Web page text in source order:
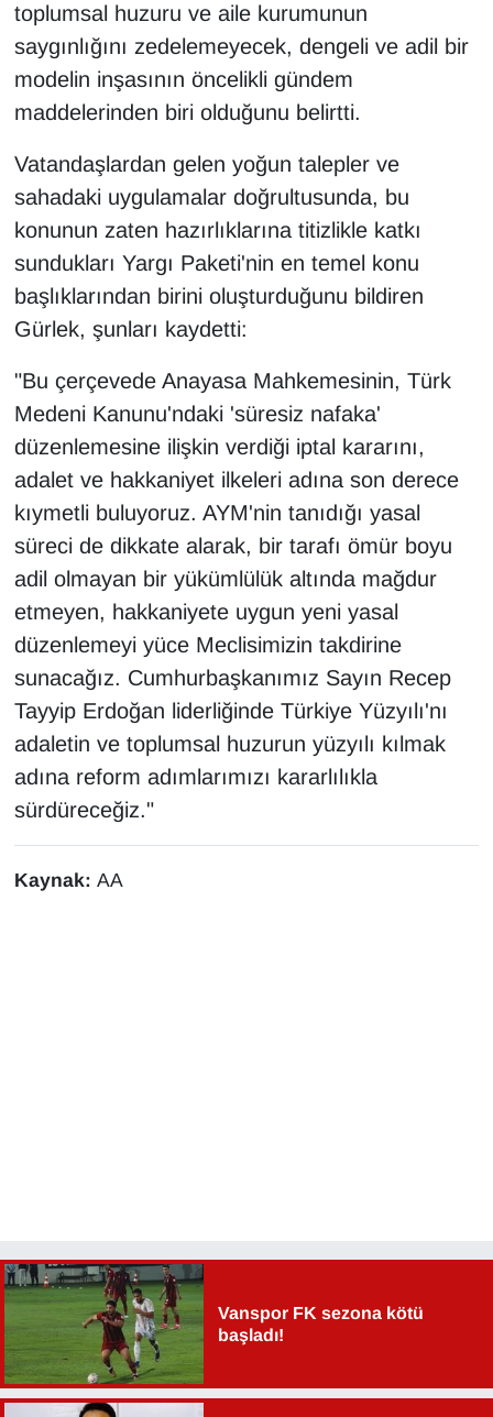
toplumsal huzuru ve aile kurumunun
saygınlığını zedelemeyecek, dengeli ve adil bir
modelin inşasının öncelikli gündem
maddelerinden biri olduğunu belirtti.
Vatandaşlardan gelen yoğun talepler ve
sahadaki uygulamalar doğrultusunda, bu
konunun zaten hazırlıklarına titizlikle katkı
sundukları Yargı Paketi'nin en temel konu
başlıklarından birini oluşturduğunu bildiren
Gürlek, şunları kaydetti:
"Bu çerçevede Anayasa Mahkemesinin, Türk
Medeni Kanunu'ndaki 'süresiz nafaka'
düzenlemesine ilişkin verdiği iptal kararını,
adalet ve hakkaniyet ilkeleri adına son derece
kıymetli buluyoruz. AYM'nin tanıdığı yasal
süreci de dikkate alarak, bir tarafı ömür boyu
adil olmayan bir yükümlülük altında mağdur
etmeyen, hakkaniyete uygun yeni yasal
düzenlemeyi yüce Meclisimizin takdirine
sunacağız. Cumhurbaşkanımız Sayın Recep
Tayyip Erdoğan liderliğinde Türkiye Yüzyılı'nı
adaletin ve toplumsal huzurun yüzyılı kılmak
adına reform adımlarımızı kararlılıkla
sürdüreceğiz."
Kaynak: AA
Vanspor FK sezona kötü
başladı!
Kim Kimdir?
Kültür & Sanat
MAGAZİN
MEDYA
POLİTİKA
Resmi İlanlar
RÖPORTAJ
SAĞLIK
Seri İlan
Sinema - TV
SİYASET
SPOR
TEBRİK
TEKNOLOJİ